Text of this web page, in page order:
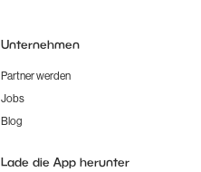
Unternehmen
Partner werden
Jobs
Blog
Lade die App herunter